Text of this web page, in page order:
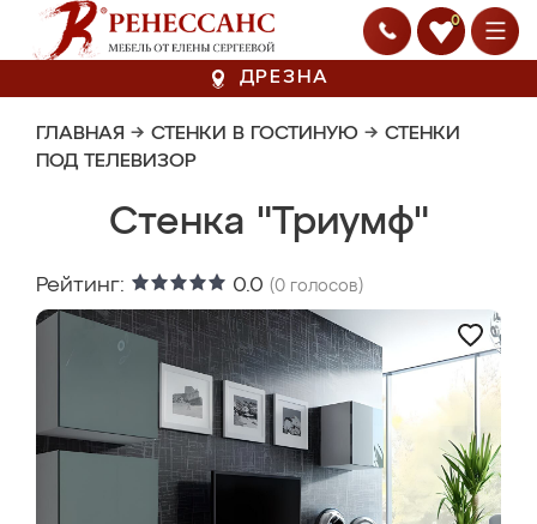
0
ДРЕЗНА
ГЛАВНАЯ → СТЕНКИ В ГОСТИНУЮ → СТЕНКИ
ПОД ТЕЛЕВИЗОР
Стенка "Триумф"
Рейтинг: 0.0 (0 голосов)